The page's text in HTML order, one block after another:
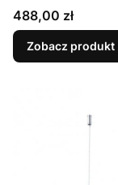
Cena
488,00 zł
Zobacz produkt